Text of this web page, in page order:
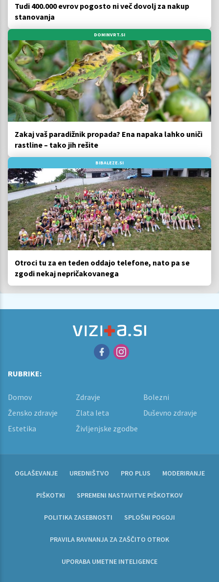
Tudi 400.000 evrov pogosto ni več dovolj za nakup
stanovanja
DOMINVRT.SI
Zakaj vaš paradižnik propada? Ena napaka lahko uniči
rastline – tako jih rešite
BIBALEZE.SI
Otroci tu za en teden oddajo telefone, nato pa se
zgodi nekaj nepričakovanega
RUBRIKE:
Domov Zdravje
Bolezni
Žensko zdravje
Zlata leta
Duševno zdravje
Estetika
Življenjske zgodbe
OGLAŠEVANJE UREDNIŠTVO PRO PLUS MODERIRANJE
PIŠKOTKI SPREMENI NASTAVITVE PIŠKOTKOV
POLITIKA ZASEBNOSTI SPLOŠNI POGOJI
PRAVILA RAVNANJA ZA ZAŠČITO OTROK
UPORABA UMETNE INTELIGENCE